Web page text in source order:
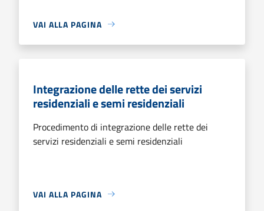
VAI ALLA PAGINA
Integrazione delle rette dei servizi
residenziali e semi residenziali
Procedimento di integrazione delle rette dei
servizi residenziali e semi residenziali
VAI ALLA PAGINA